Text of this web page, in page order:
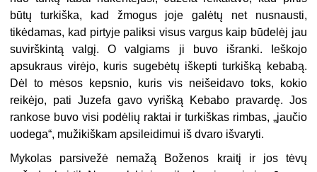
būtų turkiška, kad žmogus joje galėtų net nusnausti,
tikėdamas, kad pirtyje paliksi visus vargus kaip būdelėj jau
suvirškintą valgį. O valgiams ji buvo išranki. Ieškojo
apsukraus virėjo, kuris sugebėtų iškepti turkišką kebabą.
Dėl to mėsos kepsnio, kuris vis neišeidavo toks, kokio
reikėjo, pati Juzefa gavo vyrišką Kebabo pravardę. Jos
rankose buvo visi podėlių raktai ir turkiškas rimbas, „jaučio
uodega“, mužikiškam apsileidimui iš dvaro išvaryti.
Mykolas parsivežė nemažą Boženos kraitį ir jos tėvų